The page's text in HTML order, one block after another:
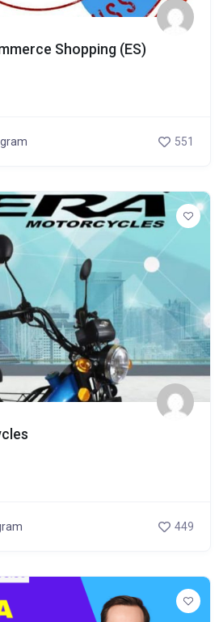
Shopping (ES)
551
449